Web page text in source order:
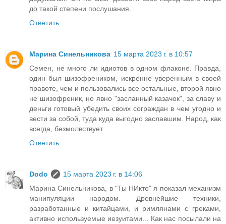
до такой степени послушания.
Ответить
Марина Синельникова 15 марта 2023 г. в 10:57
Семен, не много ли идиотов в одном флаконе. Правда,
один был шизофреником, искренне уверенным в своей
правоте, чем и пользовались все остальные, второй явно
не шизофреник, но явно "засланный казачок", за славу и
деньги готовый убедить своих сограждан в чем угодно и
вести за собой, туда куда выгодно заславшим. Народ, как
всегда, безмолвствует.
Ответить
Dodo
15 марта 2023 г. в 14:06
Марина Синельникова, в "Ты НИкто" я показал механизм
манипуляции народом. Древнейшие техники,
разработанные и китайцами, и римлянами с греками,
активно используемые иезуитами... Как нас посылали на